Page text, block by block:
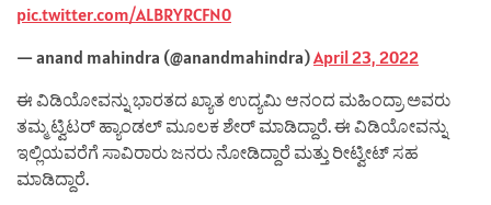
pic.twitter.com/ALBRYRCFN0
— anand mahindra (@anandmahindra)April 23, 2022
ಈ ವಿಡಿಯೋವನ್ನು ಭಾರತದ ಖ್ಯಾತ ಉದ್ಯಮಿ ಆನಂದ ಮಹಿಂದ್ರಾ ಅವರು
ತಮ್ಮ ಟ್ವಿಟರ್ ಹ್ಯಾಂಡಲ್ ಮೂಲಕ ಶೇರ್ ಮಾಡಿದ್ದಾರೆ. ಈ ವಿಡಿಯೋವನ್ನು
ಇಲ್ಲಿಯವರೆಗೆ ಸಾವಿರಾರು ಜನರು ನೋಡಿದ್ದಾರೆ ಮತ್ತು ರೀಟ್ವೀಟ್ ಸಹ
ಮಾಡಿದ್ದಾರೆ.